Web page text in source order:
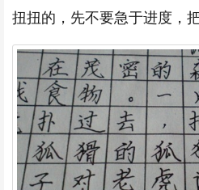
扭扭的，先不要急于进度，